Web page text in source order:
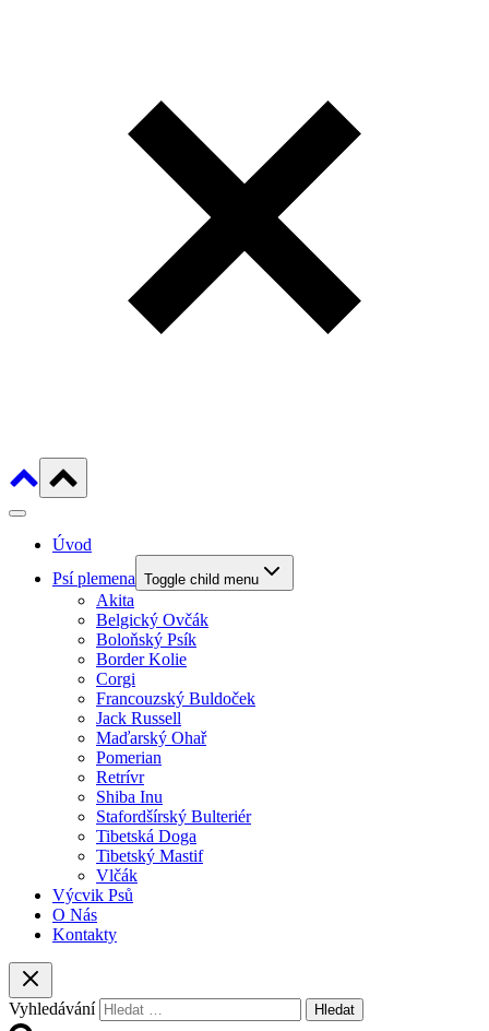
Úvod
Psí plemena Toggle child menu
Akita
Belgický Ovčák
Boloňský Psík
Border Kolie
Corgi
Francouzský Buldoček
Jack Russell
Maďarský Ohař
Pomerian
Retrívr
Shiba Inu
Stafordšírský Bulteriér
Tibetská Doga
Tibetský Mastif
Vlčák
Výcvik Psů
O Nás
Kontakty
Vyhledávání